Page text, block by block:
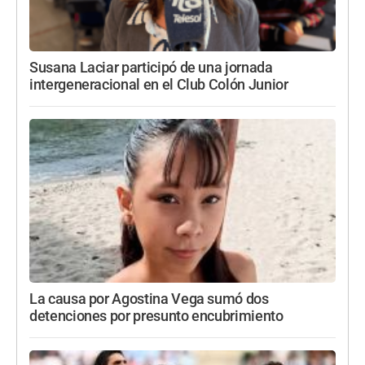
Susana Laciar participó de una jornada
intergeneracional en el Club Colón Junior
La causa por Agostina Vega sumó dos
detenciones por presunto encubrimiento